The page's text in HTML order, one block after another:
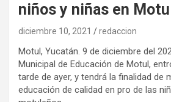
niños y niñas en Motul
diciembre 10, 2021 redaccion
Motul, Yucatán. 9 de diciembre del
Municipal de Educación de Motul,
tarde de ayer, y tendrá la finalidad de
educación de calidad en pro de las